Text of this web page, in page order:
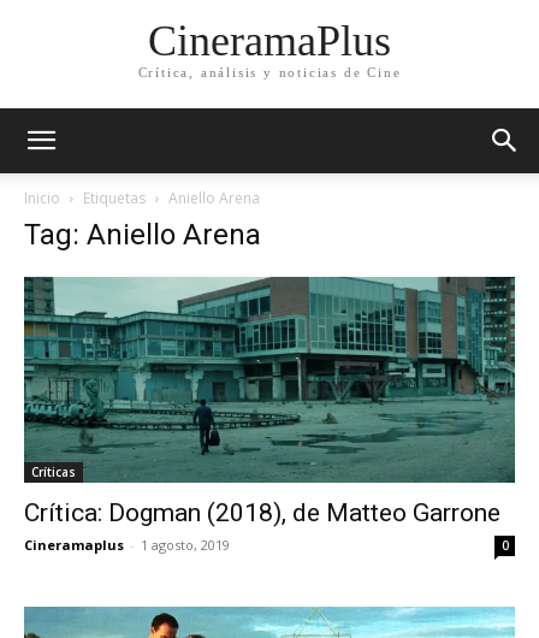
CineramaPlus
Crítica, análisis y noticias de Cine
Inicio Etiquetas Aniello Arena
Tag: Aniello Arena
Críticas
Crítica: Dogman (2018), de Matteo Garrone
Cineramaplus - 1 agosto, 2019 0